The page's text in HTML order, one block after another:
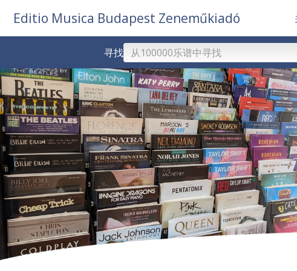
Editio Musica Budapest Zeneműkiadó
寻找